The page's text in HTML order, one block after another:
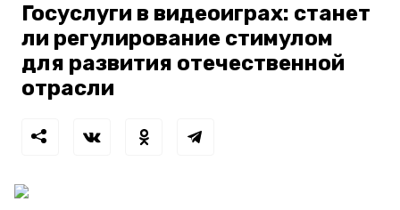
Госуслуги в видеоиграх: станет
ли регулирование стимулом
для развития отечественной
отрасли